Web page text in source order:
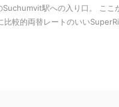
Suchumvit駅への入り口。 ここ
比較的両替レートのいい